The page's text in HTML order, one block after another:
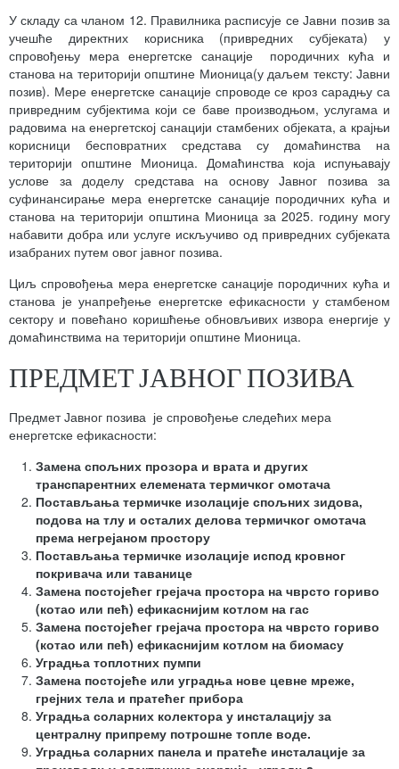
У складу са чланом 12. Правилника расписује се Јавни позив за
учешће директних корисника (привредних субјеката) у
спровођењу мера енергетске санације породичних кућа и
станова на територији општине Мионица(у даљем тексту: Јавни
позив). Мере енергетске санације спроводе се кроз сарадњу са
привредним субјектима који се баве производњом, услугама и
радовима на енергетској санацији стамбених објеката, а крајњи
корисници бесповратних средстава су домаћинства на
територији општине Мионица. Домаћинства која испуњавају
услове за доделу средстава на основу Јавног позива за
суфинансирање мера енергетске санације породичних кућа и
станова на територији општина Мионица за 2025. годину могу
набавити добра или услуге искључиво од привредних субјеката
изабраних путем овог јавног позива.
Циљ спровођења мера енергетске санације породичних кућа и
станова је унапређење енергетске ефикасности у стамбеном
сектору и повећано коришћење обновљивих извора енергије у
домаћинствима на територији општине Мионица.
ПРЕДМЕТ ЈАВНОГ ПОЗИВА
Предмет Јавног позива је спровођење следећих мера
енергетске ефикасности:
Замена спољних прозора и врата и других
транспарентних елемената термичког омотача
Постављања термичке изолације спољних зидова,
подова на тлу и осталих делова термичког омотача
према негрејаном простору
Постављања термичке изолације испод кровног
покривача или таванице
Замена постојећег грејача простора на чврсто гориво
(котао или пећ) ефикаснијим котлом на гас
Замена постојећег грејача простора на чврсто гориво
(котао или пећ) ефикаснијим котлом на биомасу
Уградња топлотних пумпи
Замена постојеће или уградња нове цевне мреже,
грејних тела и пратећег прибора
Уградња соларних колектора у инсталацију за
централну припрему потрошне топле воде.
Уградња соларних панела и пратеће инсталације за